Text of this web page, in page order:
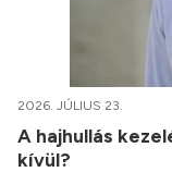
2026. JÚLIUS 23.
A hajhullás
kívül?